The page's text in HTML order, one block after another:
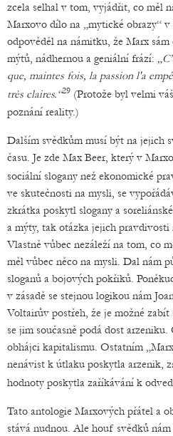
zcela selhal v tom, vyjádřit, co měl
Marxovo dílo na „mytické obrazy“ v
odpověděl na námitku, že Marx
mýtů, nádhernou a geniální frází:
que, maintes fois, la passion l'a
très claires.“29 (Protože byl velmi
poznání reality.)
Dalším svědkům musí být na jejich
času. Je zde Max Beer, který v
sociální slogany než ekonomické
ve skutečnosti na mysli, se
zkrátka poskytl slogany a
a mýty, tak otázka jejich pravdivosti
Vlastně vůbec nezáleží na tom, co
měl vůbec něco na mysli. Dal nám
sloganů a bojových pokřiků.
v zásadě se stejnou logikou nám
Voltairův postřeh, že je možné
se jim současně podá dost
obhájci kapitalismu. Ostatním
nenávist k útlaku poskytla arzenik,
hodnoty poskytla zaříkávání k
Tato antologie Marxových přátel a
stává nudnou. Ale houf svědků